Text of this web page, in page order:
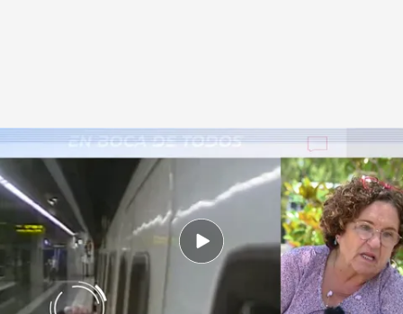
Una mujer de 70 años que fue arrastrada por el metro de Barcelona pide
justicia
En boca de todos
16 JUN 2023 - 13:51h.
La mujer sufrió el terrible accidente hace años
y desde entonces no ha parado de luchar para